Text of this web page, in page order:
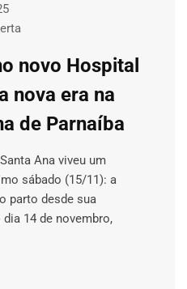
novo Hospital
nova era na
de Parnaíba
Ana viveu um
sábado (15/11): a
parto desde sua
14 de novembro,